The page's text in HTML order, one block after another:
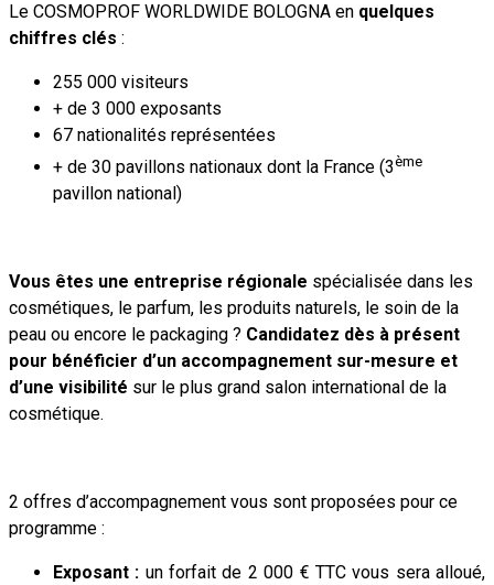
Le COSMOPROF WORLDWIDE BOLOGNA en quelques
chiffres clés :
255 000 visiteurs
+ de 3 000 exposants
67 nationalités représentées
+ de 30 pavillons nationaux dont la France (3ème
pavillon national)
Vous êtes une entreprise régionale spécialisée dans les
cosmétiques, le parfum, les produits naturels, le soin de la
peau ou encore le packaging ? Candidatez dès à présent
pour bénéficier d’un accompagnement sur-mesure et
d’une visibilité sur le plus grand salon international de la
cosmétique.
2 offres d’accompagnement vous sont proposées pour ce
programme :
Exposant : un forfait de 2 000 € TTC vous sera alloué,